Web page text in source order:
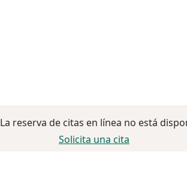
La reserva de citas en línea no está
Solicita una cita